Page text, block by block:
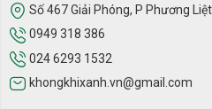
Bánh xe máy lọc không khí LG 2
Số 467 Giải Phóng, P Phương
0949 318 386
024 6293 1532
khongkhixanh.vn@gmail.com